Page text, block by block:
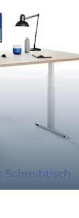
Schreibtisch